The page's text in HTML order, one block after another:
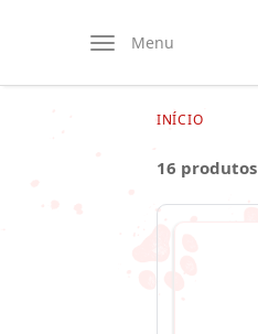
Menu
INÍCIO
16 produtos